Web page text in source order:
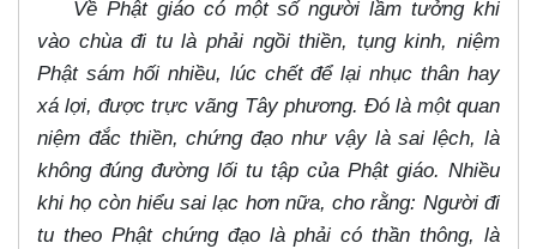
Về Phật giáo có một số người lầm tưởng khi
vào chùa đi tu là phải ngồi thiền, tụng kinh, niệm
Phật sám hối nhiều, lúc chết để lại nhục thân hay
xá lợi, được trực vãng Tây phương. Đó là một quan
niệm đắc thiền, chứng đạo như vậy là sai lệch, là
không đúng đường lối tu tập của Phật giáo. Nhiều
khi họ còn hiểu sai lạc hơn nữa, cho rằng: Người đi
tu theo Phật chứng đạo là phải có thần thông, là